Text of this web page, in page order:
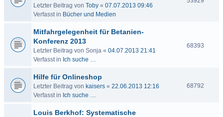
Letzter Beitrag von Toby « 07.07.2013 09:46
Verfasst in Bücher und Medien
Mitfahrgelegenheit für Betanien-
Konferenz 2013
Letzter Beitrag von Sonja « 04.07.2013 21:41
Verfasst in Ich suche …
68393
Hilfe für Onlineshop
Letzter Beitrag von kaisers « 22.06.2013 12:16
Verfasst in Ich suche …
68792
Louis Berkhof: Systematische